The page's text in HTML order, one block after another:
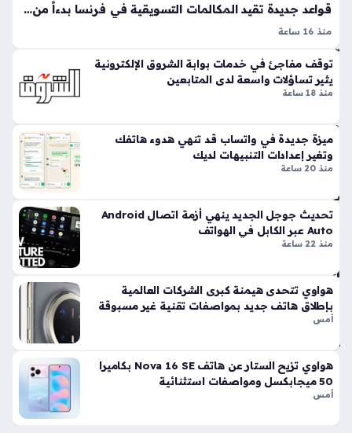
ف
عبر
تط
بيق
ه
8
سا
عا
ت
مو
اخت
راق
ات
هات
في
ذكي
ة
ح
قواعد جديدة تقيد المكالمات التسويقية في فرنسا بدءاً من 11 أغسطس المقبل
منذ 16 ساعة
فرنسا، حيث تبدأ السلطات تطبيق قانون جديد يهدف إلى تقييد
المكالمات الإعلانية غير المرغوب فيها بشكل جذري. تأتي هذه
توقف مفاجئ في خدمات بوابة الشروق الإلكترونية
يثير تساؤلات واسعة لدى المتابعين
منذ 18 ساعة
ميزة جديدة في واتساب قد تنهي هدوء هاتفك
وتغير إعدادات التنبيهات لديك
منذ 20 ساعة
تحديث جوجل الجديد ينهي أزمة اتصال Android
Auto عبر الكابل في الهواتف
منذ 22 ساعة
هواوي تتحدى هيمنة كبرى الشركات العالمية
بإطلاق هاتف جديد بمواصفات تقنية غير مسبوقة
أمس
هواوي تزيح الستار عن هاتف Nova 16 SE بكاميرا
50 ميجابكسل ومواصفات استثنائية
أمس